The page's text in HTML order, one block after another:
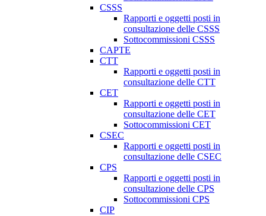
CSSS
Rapporti e oggetti posti in
consultazione delle CSSS
Sottocommissioni CSSS
CAPTE
CTT
Rapporti e oggetti posti in
consultazione delle CTT
CET
Rapporti e oggetti posti in
consultazione delle CET
Sottocommissioni CET
CSEC
Rapporti e oggetti posti in
consultazione delle CSEC
CPS
Rapporti e oggetti posti in
consultazione delle CPS
Sottocommissioni CPS
CIP